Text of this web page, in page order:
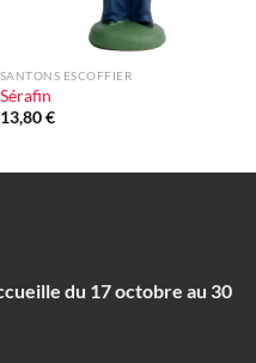
SANTONS ESCOFFIER
Sérafin
13,80€
du 17 octobre au 30